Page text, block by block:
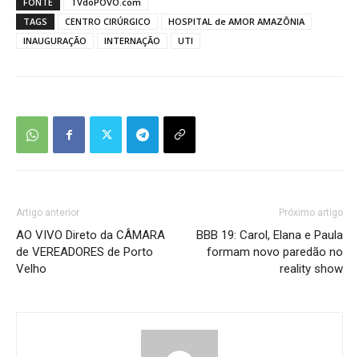
TAGS
CENTRO CIRÚRGICO
HOSPITAL de AMOR AMAZÔNIA
INAUGURAÇÃO
INTERNAÇÃO UTI
Artigo anterior
AO VIVO Direto da CÂMARA
de VEREADORES de Porto
Velho
Próximo artigo
BBB 19: Carol, Elana e Paula
formam novo paredão no
reality show